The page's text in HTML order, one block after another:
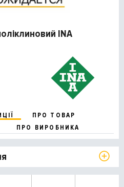
INA
ПРО ТОВАР
ПРО ВИРОБНИКА